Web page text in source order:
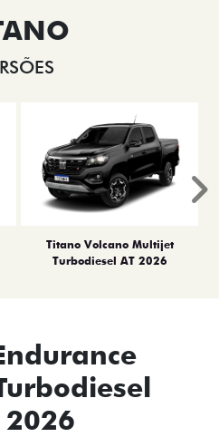
Titano Volcano Multijet
Turbodiesel AT 2026
2026